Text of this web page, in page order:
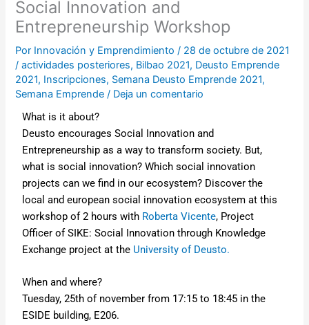
Social Innovation and
Entrepreneurship Workshop
Por Innovación y Emprendimiento/ 28 de octubre de 2021
/actividades posteriores, Bilbao 2021, Deusto Emprende
2021, Inscripciones, Semana Deusto Emprende 2021,
Semana Emprende / Deja un comentario
What is it about?
Deusto encourages Social Innovation and
Entrepreneurship as a way to transform society. But,
what is social innovation? Which social innovation
projects can we find in our ecosystem? Discover the
local and european social innovation ecosystem at this
workshop of 2 hours with Roberta Vicente, Project
Officer of SIKE: Social Innovation through Knowledge
Exchange project at the University of Deusto.
When and where?
Tuesday, 25th of november from 17:15 to 18:45 in the
ESIDE building, E206.